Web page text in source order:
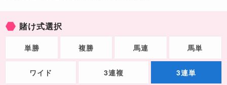
賭け式選択
単勝 複勝 馬連 馬単
ワイド 3連複 3連単